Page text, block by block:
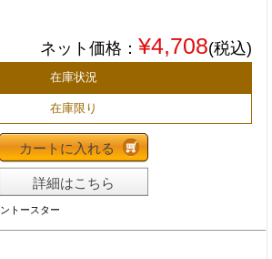
ネット価格： ¥4,708(税込)
在庫状況
在庫限り
カートに入れる
詳細はこちら
トースター